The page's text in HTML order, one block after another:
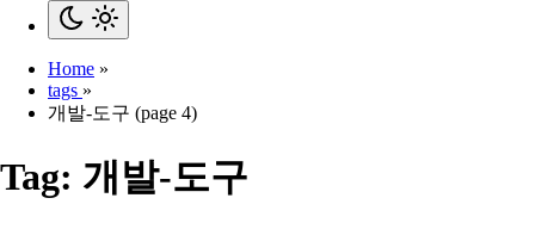
Home »
tags »
개발-도구 (page 4)
Tag: 개발-도구